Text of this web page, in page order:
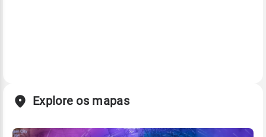
Explore os mapas